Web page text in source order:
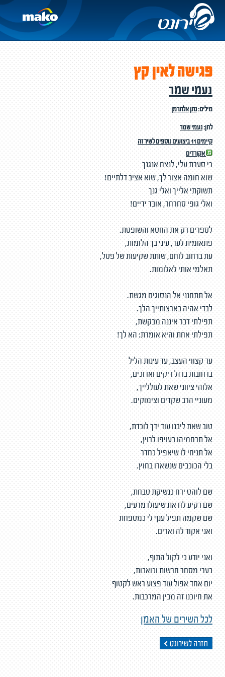
פגישה לאין קץ
נעמי שמר
מילים:נתן אלתרמן
לחן:נעמי שמר
קיימים 11 ביצועים נוספים לשיר זה
אקורדים
כי סערת עלי, לנצח אנגנך
שוא חומה אצור לך, שוא אציב דלתיים!
תשוקתי אלייך ואלי גנך
ואלי גופי סחרחר, אובד ידיים!
לספרים רק את החטא והשופטת.
פתאומית לעד, עיני בך הלומות,
עת ברחוב לוחם, שותת שקיעות של פטל,
תאלמי אותי לאלומות.
אל תתחנני אל הנסוגים מגשת.
לבדי אהיה בארצותייך הלך.
תפילתי דבר איננה מבקשת,
תפילתי אחת והיא אומרת: הא לך!
עד קצווי העצב, עד עינות הליל
ברחובות ברזל ריקים וארוכים,
אלוהי ציווני שאת לעוללייך,
מעוניי הרב שקדים וצימוקים.
טוב שאת ליבנו עוד ידך לוכדת,
אל תרחמיהו בעויפו לרוץ,
אל תניחי לו שיאפיל כחדר
בלי הכוכבים שנשארו בחוץ.
שם לוהט ירח כנשיקת טבחת,
שם רקיע לח את שיעולו מרעים,
שם שקמה תפיל ענף לי כמטפחת
ואני אקוד לה וארים.
ואני יודע כי לקול התוף,
בערי מסחר חרשות וכואבות,
יום אחד אפול עוד פצוע ראש לקטוף
את חיוכנו זה מבין המרכבות.
לכל השירים של האמן